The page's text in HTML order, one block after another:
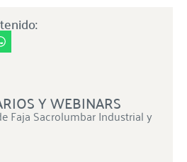
Y WEBINARS
Faja Sacrolumbar Industrial y